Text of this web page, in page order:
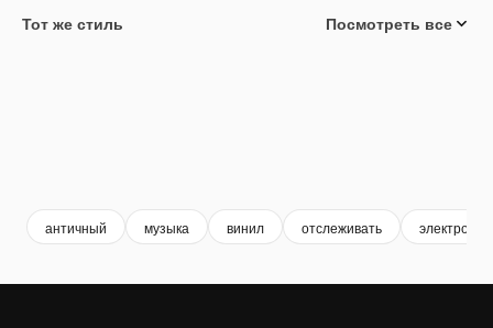
Тот же стиль Посмотреть все
античный музыка винил отслеживать